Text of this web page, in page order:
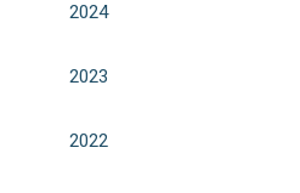
2024
2023
2022